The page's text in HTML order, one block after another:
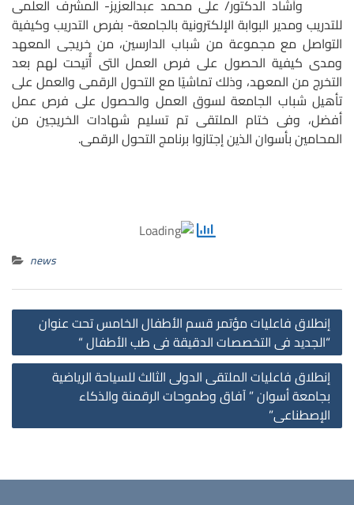
وأشاد الدكتور/ على محمد عبدالعزيز- المشرف العلمى
للتدريب ومدير البوابة الإلكترونية بالجامعة- بفرص التدريب وكيفية
التواصل مع مجموعة من شباب الدارسين، من خريجى المعهد
ومدى كيفية الحصول على فرص العمل التى أُتيحت لهم بعد
التخرج من المعهد، وذلك تماشيًا مع التحول الرقمى والعمل على
تأهيل شباب الجامعة لسوق العمل والحصول على فرص عمل
أفضل، وفى ختام الملتقى تم تسليم شهادات الخريجين من
المحامين بأسوان الذين إجتازوا برنامج التحول الرقمى.
news
إنطلاق فاعليات مؤتمر قسم الأطفال الخامس تحت عنوان
“الجديد فى التخصصات الدقيقة فى طب الأطفال “
إنطلاق فاعليات الملتقى الدولى الثالث للسياحة الرياضية
بجامعة أسوان ” آفاق وطموحات الرقمنة والذكاء
الإصطناعى”